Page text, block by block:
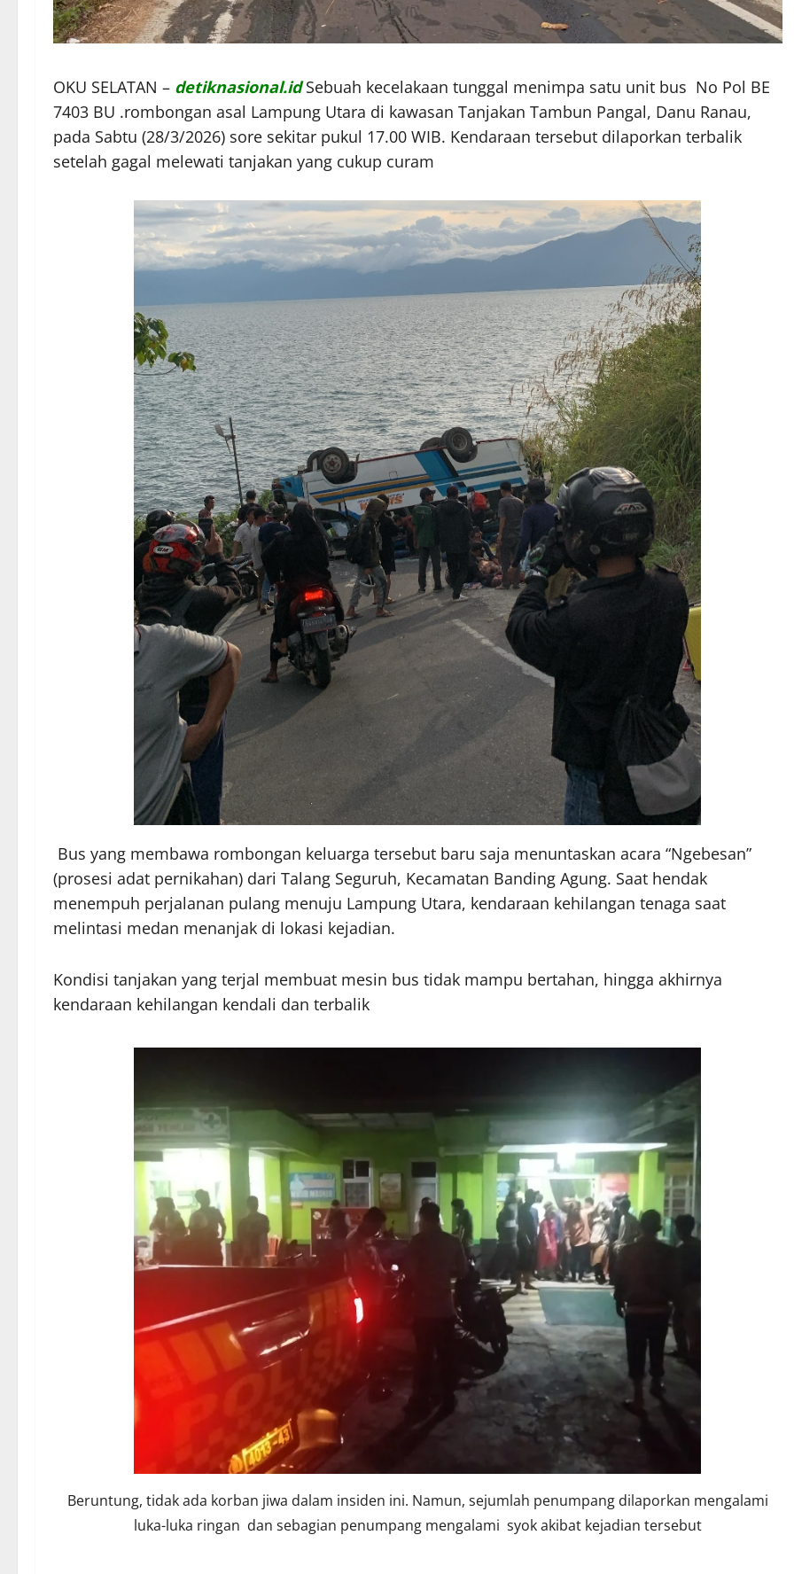
OKU SELATAN – detiknasional.idSebuah kecelakaan tunggal menimpa satu unit bus No Pol BE
7403 BU .rombongan asal Lampung Utara di kawasan Tanjakan Tambun Pangal, Danu Ranau,
pada Sabtu (28/3/2026) sore sekitar pukul 17.00 WIB. Kendaraan tersebut dilaporkan terbalik
setelah gagal melewati tanjakan yang cukup curam
Bus yang membawa rombongan keluarga tersebut baru saja menuntaskan acara “Ngebesan”
(prosesi adat pernikahan) dari Talang Seguruh, Kecamatan Banding Agung. Saat hendak
menempuh perjalanan pulang menuju Lampung Utara, kendaraan kehilangan tenaga saat
melintasi medan menanjak di lokasi kejadian.
​Kondisi tanjakan yang terjal membuat mesin bus tidak mampu bertahan, hingga akhirnya
kendaraan kehilangan kendali dan terbalik
Beruntung, tidak ada korban jiwa dalam insiden ini. Namun, sejumlah penumpang dilaporkan mengalami
luka-luka ringan dan sebagian penumpang mengalami syok akibat kejadian tersebut